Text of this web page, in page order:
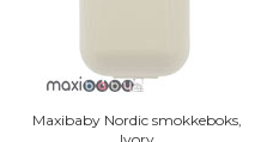
Maxibaby Nordic smokkeboks,